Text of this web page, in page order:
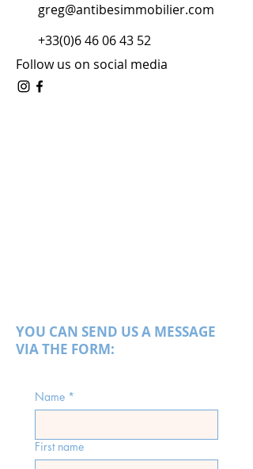
greg@antibesimmobilier.com
+33(0)6 46 06 43 52
Follow us on social media
YOU CAN SEND US A MESSAGE
VIA THE FORM:
Name *
First name